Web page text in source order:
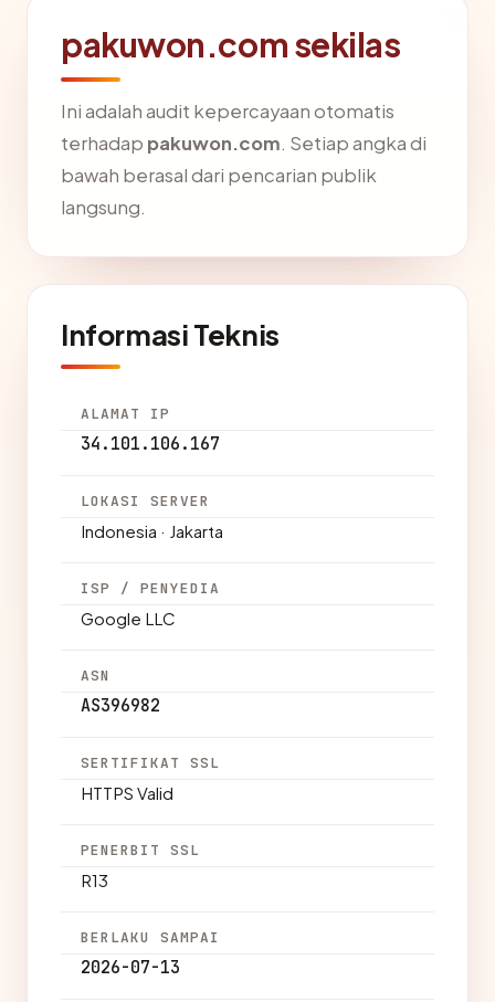
pakuwon.com sekilas
Ini adalah audit kepercayaan otomatis
terhadap pakuwon.com. Setiap angka di
bawah berasal dari pencarian publik
langsung.
Informasi Teknis
ALAMAT IP
34.101.106.167
LOKASI SERVER
Indonesia · Jakarta
ISP / PENYEDIA
Google LLC
ASN
AS396982
SERTIFIKAT SSL
HTTPS Valid
PENERBIT SSL
R13
BERLAKU SAMPAI
2026-07-13